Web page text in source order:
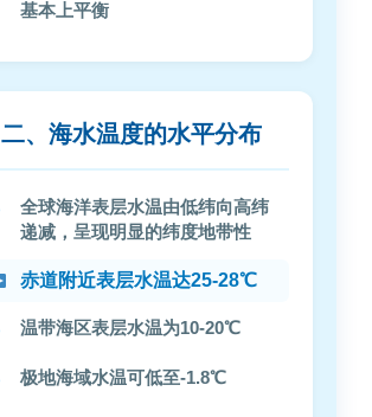
基本上平衡
二、海水温度的水平分布
全球海洋表层水温由低纬向高纬
递减，呈现明显的纬度地带性
赤道附近表层水温达25-28℃
温带海区表层水温为10-20℃
极地海域水温可低至-1.8℃